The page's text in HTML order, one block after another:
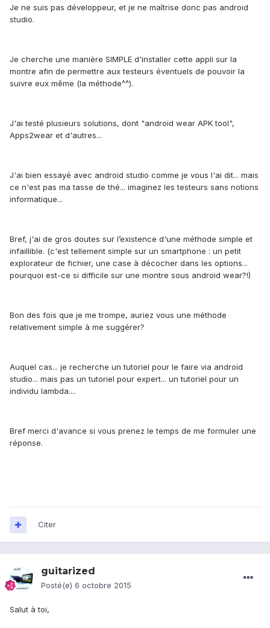
Je ne suis pas développeur, et je ne maîtrise donc pas android
studio.
Je cherche une manière SIMPLE d'installer cette appli sur la
montre afin de permettre aux testeurs éventuels de pouvoir la
suivre eux même (la méthode^^).
J'ai testé plusieurs solutions, dont "android wear APK tool",
Apps2wear et d'autres...
J'ai bien essayé avec android studio comme je vous l'ai dit... mais
ce n'est pas ma tasse de thé... imaginez les testeurs sans notions
informatique...
Bref, j'ai de gros doutes sur l’existence d'une méthode simple et
infaillible. (c'est tellement simple sur un smartphone : un petit
explorateur de fichier, une case à décocher dans les options...
pourquoi est-ce si difficile sur une montre sous android wear?!)
Bon des fois que je me trompe, auriez vous une méthode
relativement simple à me suggérer?
Auquel cas... je recherche un tutoriel pour le faire via android
studio... mais pas un tutoriel pour expert... un tutoriel pour un
individu lambda....
Bref merci d'avance si vous prenez le temps de me formuler une
réponse.
Citer
guitarized
Posté(e) 6 octobre 2015
Salut à toi,